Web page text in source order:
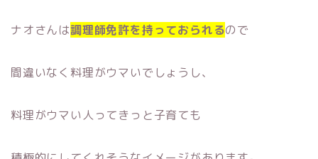
ナオさんは調理師免許を持っておられるので
間違いなく料理がウマいでしょうし、
料理がウマい人ってきっと子育ても